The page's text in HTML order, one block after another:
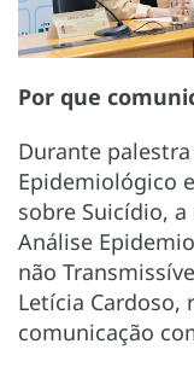
Por que
Durante
Epidemiológico
sobre Suicídio, a
Análise
não
Letícia Cardoso,
comunicação